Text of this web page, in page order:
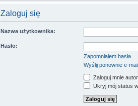
Zaloguj się
Nazwa użytkownika:
Hasło:
Zapomniałem hasła
Wyślij ponownie e-
Zaloguj mnie
Ukryj mój status